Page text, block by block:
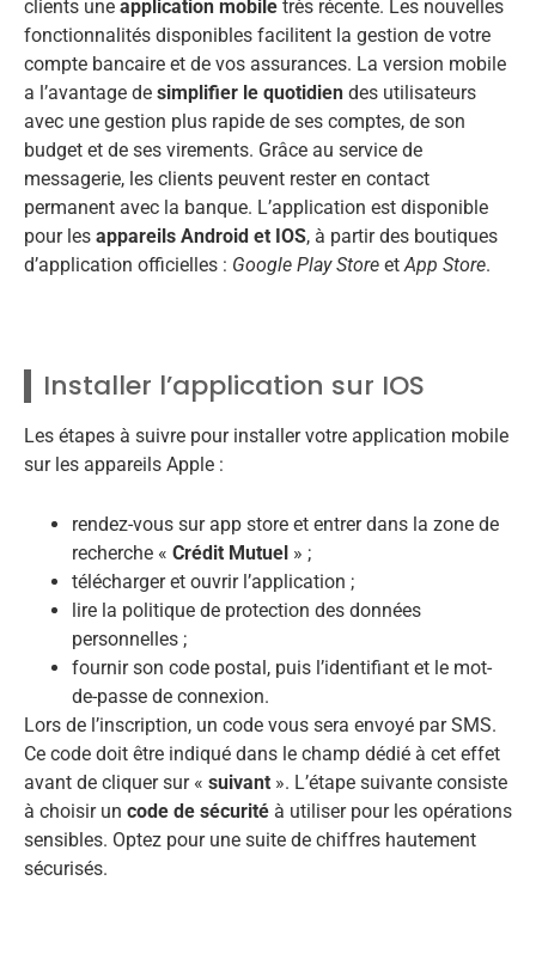
clients une application mobile très récente. Les nouvelles
fonctionnalités disponibles facilitent la gestion de votre
compte bancaire et de vos assurances. La version mobile
a l’avantage de simplifier le quotidien des utilisateurs
avec une gestion plus rapide de ses comptes, de son
budget et de ses virements. Grâce au service de
messagerie, les clients peuvent rester en contact
permanent avec la banque. L’application est disponible
pour les appareils Android et IOS, à partir des boutiques
d’application officielles : Google Play Store etApp Store.
Installer l’application sur IOS
Les étapes à suivre pour installer votre application mobile
sur les appareils Apple :
rendez-vous sur app store et entrer dans la zone de
recherche « Crédit Mutuel » ;
télécharger et ouvrir l’application ;
lire la politique de protection des données
personnelles ;
fournir son code postal, puis l’identifiant et le mot-
de-passe de connexion.
Lors de l’inscription, un code vous sera envoyé par SMS.
Ce code doit être indiqué dans le champ dédié à cet effet
avant de cliquer sur « suivant ». L’étape suivante consiste
à choisir un code de sécurité à utiliser pour les opérations
sensibles. Optez pour une suite de chiffres hautement
sécurisés.